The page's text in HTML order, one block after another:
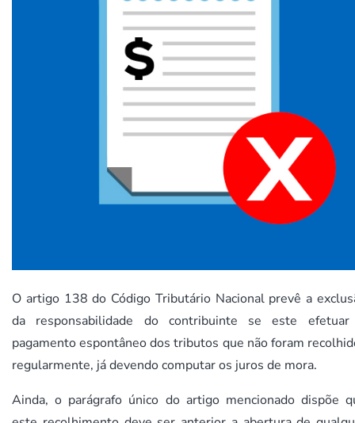
O artigo 138 do Código Tributário Nacional prevê a
da responsabilidade do contribuinte se este
pagamento espontâneo dos tributos que não foram
regularmente, já devendo computar os juros de mora.
Ainda, o parágrafo único do artigo mencionado dispõe